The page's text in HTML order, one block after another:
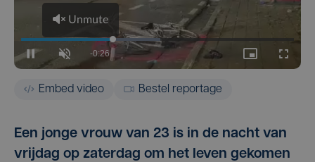
Embed video Bestel reportage
Een jonge vrouw van 23 is in de nacht van
vrijdag op zaterdag om het leven gekomen